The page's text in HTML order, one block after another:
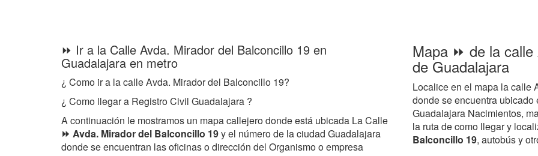
⏩ Ir a la Calle Avda. Mirador del Balconcillo 19 en
Guadalajara en metro
¿ Como ir a la calle Avda. Mirador del Balconcillo 19?
¿ Como llegar a Registro Civil Guadalajara ?
A continuación le mostramos un mapa callejero donde está ubicada La Calle
⏩ Avda. Mirador del Balconcillo 19y el número de la ciudad Guadalajara
donde se encuentran las oficinas o dirección del Organismo o empresa
Mapa ⏩ de la
de Guadalajara
Localice en el mapa la calle
donde se encuentra
Guadalajara Nacimientos,
la ruta de como llegar y
Balconcillo 19, autobús y